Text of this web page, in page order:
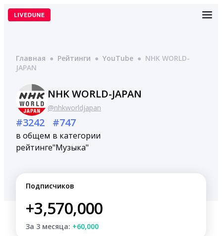
Перейти
Главная ● Рейтинги ● YouTube ● NHK WORLD-
JAPAN
NHK WORLD-JAPAN
@nhkworldjapan
#3242
в общем
рейтинге
#747
в категории
"Музыка"
Подписчиков
+3,570,000
За 3 месяца: +60,000